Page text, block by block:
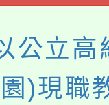
加。
公立高
)現職